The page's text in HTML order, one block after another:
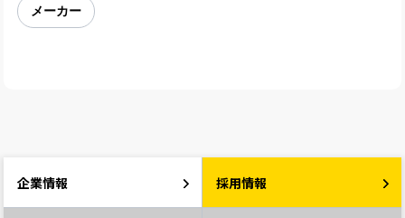
メーカー
企業情報 採用情報